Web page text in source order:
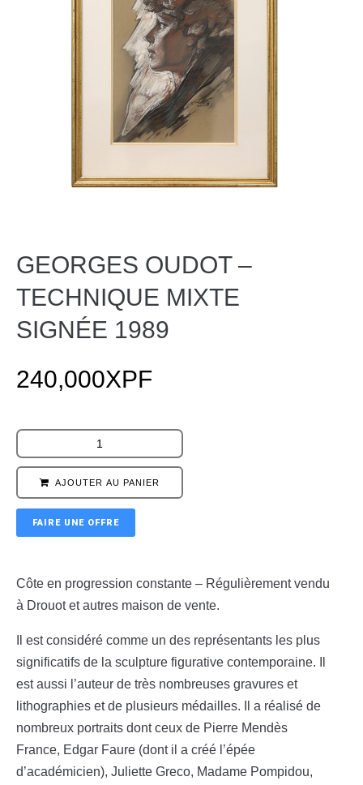
GEORGES OUDOT –
TECHNIQUE MIXTE
SIGNÉE 1989
240,000XPF
AJOUTER AU PANIER
FAIRE UNE OFFRE
Côte en progression constante – Régulièrement vendu
à Drouot et autres maison de vente.
Il est considéré comme un des représentants les plus
significatifs de la sculpture figurative contemporaine. Il
est aussi l’auteur de très nombreuses gravures et
lithographies et de plusieurs médailles. Il a réalisé de
nombreux portraits dont ceux de Pierre Mendès
France, Edgar Faure (dont il a créé l’épée
d’académicien), Juliette Greco, Madame Pompidou,